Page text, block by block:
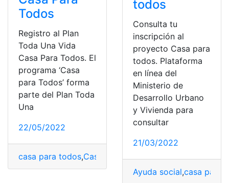
Todos
Registro al Plan
Toda Una Vida
Casa Para Todos. El
programa ‘Casa
para Todos’ forma
parte del Plan Toda
Una
22/05/2022
casa para todos,Casas
todos
Consulta tu
inscripción al
proyecto Casa para
todos. Plataforma
en línea del
Ministerio de
Desarrollo Urbano
y Vivienda para
consultar
21/03/2022
Ayuda social,casa para